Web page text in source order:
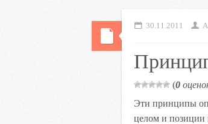
30.11.2011
(0
Эти принципы
целом и позиции